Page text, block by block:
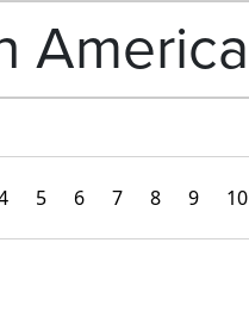
America
5 6 7 8 9 10